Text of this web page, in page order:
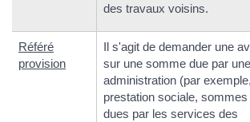
des travaux voisins.
Référé
provision
Il s'agit de demander une
sur une somme due par une
administration (par exemple,
prestation sociale, sommes
dues par les services des